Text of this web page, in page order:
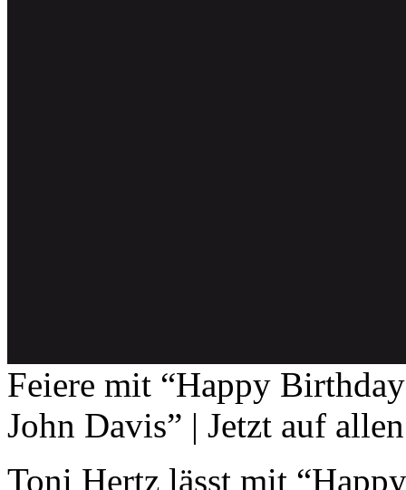
Feiere mit “Happy
John Davis” | Jetzt auf
Toni Hertz lässt mit